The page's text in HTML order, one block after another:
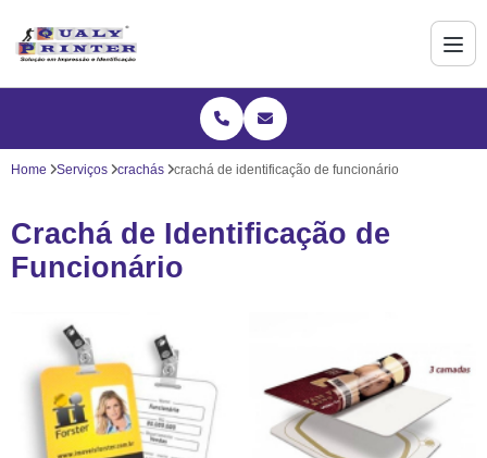
Home Serviços crachás crachá de identificação de funcionário
Crachá de Identificação de
Funcionário